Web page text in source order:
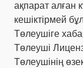
ақпарат алған
кешіктірмей
Төлеушіге
Төлеуші
Төлеушінің